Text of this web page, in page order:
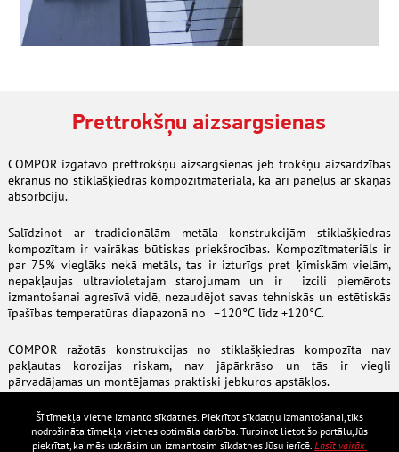
Šī tīmekļa vietne izmanto sīkdatnes. Piekrītot sīkdatņu izmantošanai, tiks
nodrošināta tīmekļa vietnes optimāla darbība. Turpinot lietot šo portālu, Jūs
piekrītat, ka mēs uzkrāsim un izmantosim sīkdatnes Jūsu ierīcē. Lasīt vairāk
Prettrokšņu aizsargsienas
COMPOR izgatavo prettrokšņu aizsargsienas jeb trokšņu aizsardzības
ekrānus no stiklašķiedras kompozītmateriāla, kā arī paneļus ar skaņas
absorbciju.
Salīdzinot ar tradicionālām metāla konstrukcijām stiklašķiedras
kompozītam ir vairākas būtiskas priekšrocības. Kompozītmateriāls ir
par 75% vieglāks nekā metāls, tas ir izturīgs pret ķīmiskām vielām,
nepakļaujas ultravioletajam starojumam un ir izcili piemērots
izmantošanai agresīvā vidē, nezaudējot savas tehniskās un estētiskās
īpašības temperatūras diapazonā no –120°C līdz +120°C.
COMPOR ražotās konstrukcijas no stiklašķiedras kompozīta nav
pakļautas korozijas riskam, nav jāpārkrāso un tās ir viegli
pārvadājamas un montējamas praktiski jebkuros apstākļos.